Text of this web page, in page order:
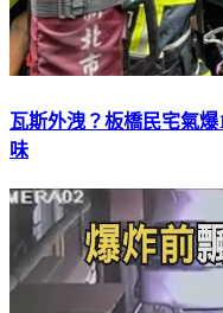
瓦斯外洩？板橋民宅氣
味